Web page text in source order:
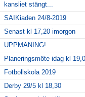
kansliet stängt...
SAIKiaden 24/8-2019
Senast kl 17,20 imorgon
UPPMANING!
Planeringsmöte idag kl
Fotbollskola 2019
Derby 29/5 kl 18,30